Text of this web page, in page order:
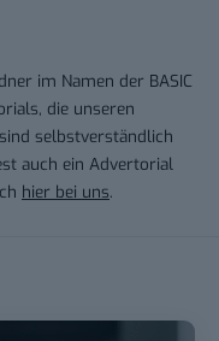
im Namen der BASIC
die unseren
selbstverständlich
auch ein Advertorial
hier bei uns.